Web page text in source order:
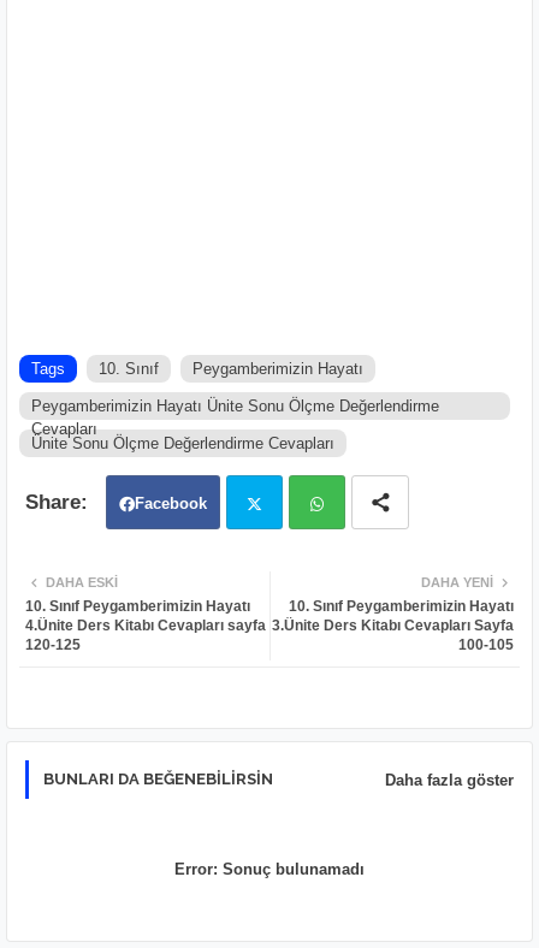
Tags 10. Sınıf Peygamberimizin Hayatı
Peygamberimizin Hayatı Ünite Sonu Ölçme Değerlendirme
Cevapları
Ünite Sonu Ölçme Değerlendirme Cevapları
Facebook
ter atsa
DAHA YENI
10. Sınıf Peygamberimizin Hayatı
3.Ünite Ders Kitabı Cevapları Sayfa
100-105
DAHA ESKI
10. Sınıf Peygamberimizin Hayatı
4.Ünite Ders Kitabı Cevapları sayfa
120-125
BUNLARI DA BEĞENEBILIRSIN Daha fazla göster
Error: Sonuç bulunamadı